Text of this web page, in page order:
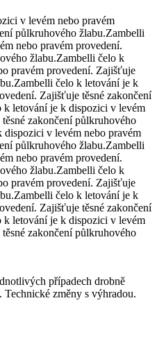
v levém nebo pravém
půlkruhového žlabu.Zambelli
nebo pravém provedení.
žlabu.Zambelli čelo k
pravém provedení. Zajišťuje
Zambelli čelo k letování je k
Zajišťuje těsné zakončení
k letování je k dispozici v levém
zakončení půlkruhového
v levém nebo pravém
půlkruhového žlabu.Zambelli
nebo pravém provedení.
žlabu.Zambelli čelo k
pravém provedení. Zajišťuje
Zambelli čelo k letování je k
Zajišťuje těsné zakončení
k letování je k dispozici v levém
zakončení půlkruhového
případech drobně
změny s výhradou.